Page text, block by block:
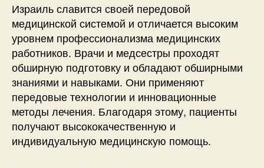
Израиль славится своей передовой
медицинской системой и отличается высоким
уровнем профессионализма медицинских
работников. Врачи и медсестры проходят
обширную подготовку и обладают обширными
знаниями и навыками. Они применяют
передовые технологии и инновационные
методы лечения. Благодаря этому, пациенты
получают высококачественную и
индивидуальную медицинскую помощь.